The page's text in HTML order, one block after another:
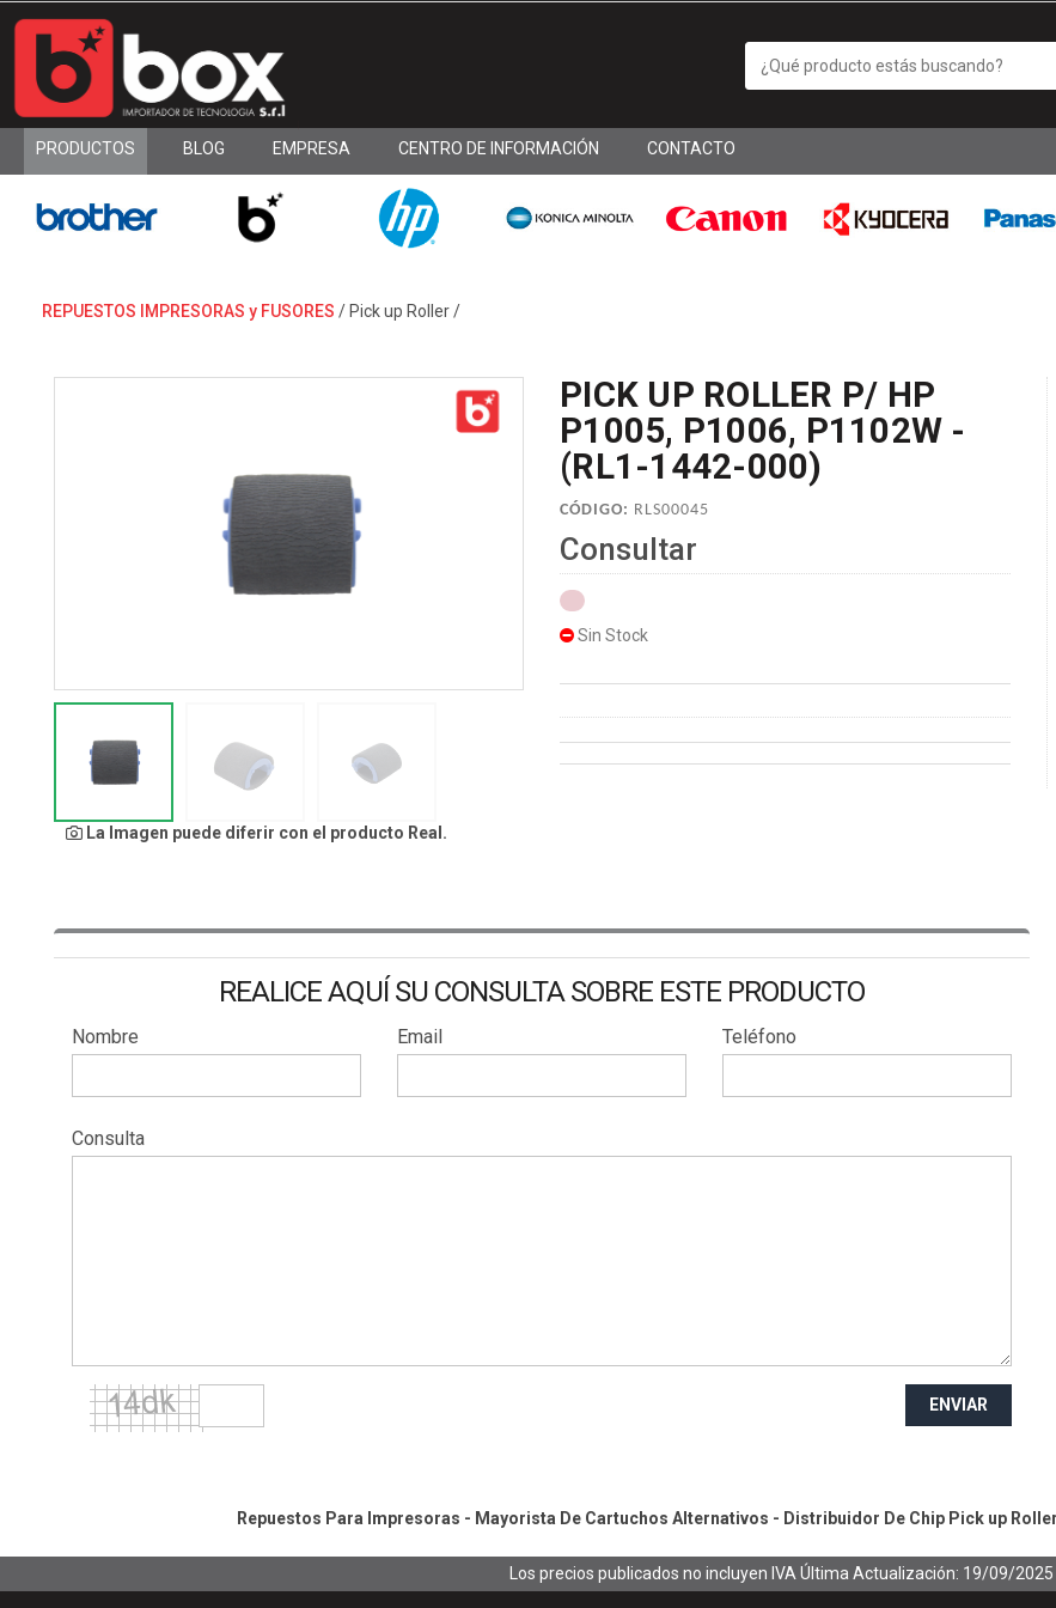
PRODUCTOS BLOG EMPRESA CENTRO DE INFORMACIÓN CONTACTO
REPUESTOS IMPRESORAS y FUSORES / Pick up Roller/
La Imagen puede diferir con el producto Real.
PICK UP ROLLER P/ HP
P1005, P1006, P1102W -
(RL1-1442-000)
CÓDIGO: RLS00045
Consultar
Sin Stock
REALICE AQUÍ SU CONSULTA SOBRE ESTE PRODUCTO
Nombre Email Teléfono
Consulta
ENVIAR
Repuestos Para Impresoras - Mayorista De Cartuchos Alternativos - Distribuidor De Chip Pick up Roller
Los precios publicados no incluyen IVA Última Actualización: 19/09/2025